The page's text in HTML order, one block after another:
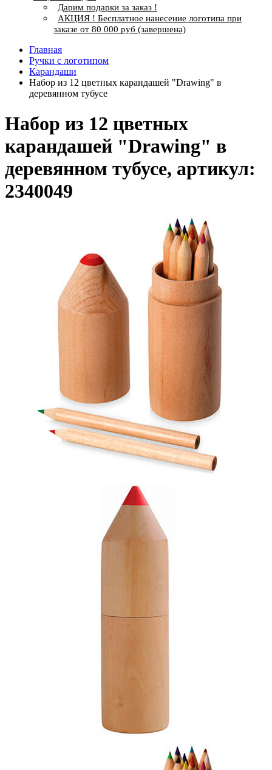
Дарим подарки за заказ !
АКЦИЯ ! Бесплатное нанесение логотипа при
заказе от 80 000 руб (завершена)
Главная
Ручки с логотипом
Карандаши
Набор из 12 цветных карандашей "Drawing" в
деревянном тубусе
Набор из 12 цветных
карандашей "Drawing" в
деревянном тубусе, артикул:
2340049